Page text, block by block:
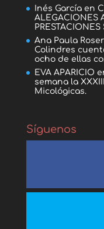
Inés Garcíaen
ALEGACIONES
Ana Paula
Colindres
ocho de ellas
EVA APARICIO
semana la
Micológicas.
Síguenos